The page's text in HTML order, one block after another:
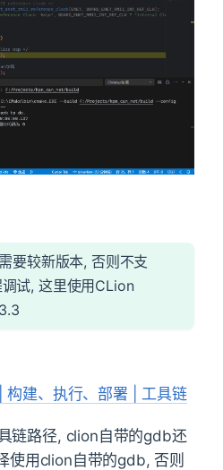
要较新版本, 否则不支
试, 这里使用CLion
构建、执行、部署 | 工具链
链路径, clion自带的gdb还
使用clion自带的gdb, 否则